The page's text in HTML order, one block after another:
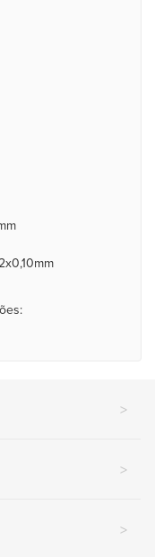
>
>
>